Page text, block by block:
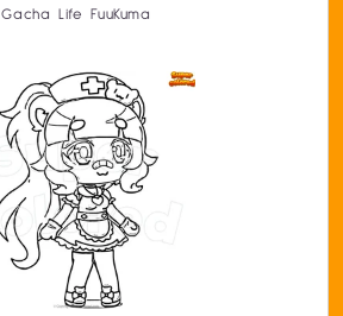
Gacha Life FuuKuma